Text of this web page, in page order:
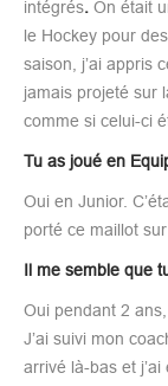
intégrés. On était
le Hockey pour
saison, j’ai appris
jamais projeté sur
comme si celui-ci
Tu as joué en
Oui en Junior.
porté ce maillot
Il me semble que
Oui pendant 2
J’ai suivi mon
arrivé là-bas et